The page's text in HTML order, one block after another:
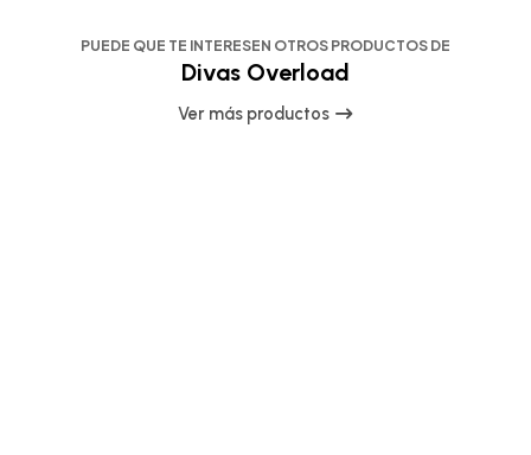
PUEDE QUE TE INTERESEN OTROS PRODUCTOS DE
Divas Overload
Ver más productos